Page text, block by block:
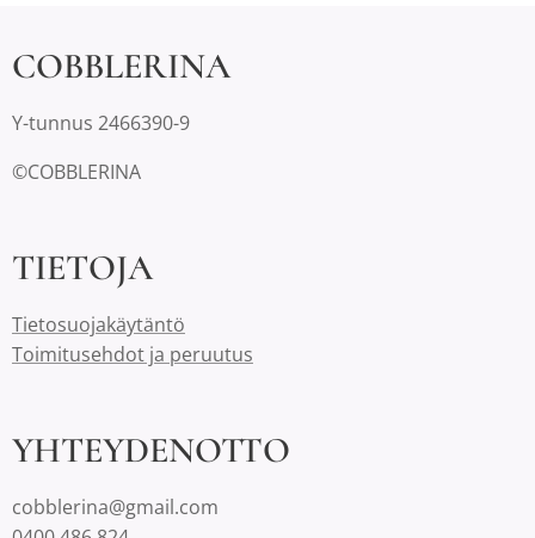
COBBLERINA
Y-tunnus 2466390-9
©COBBLERINA
TIETOJA
Tietosuojakäytäntö
Toimitusehdot ja peruutus
YHTEYDENOTTO
cobblerina@gmail.com